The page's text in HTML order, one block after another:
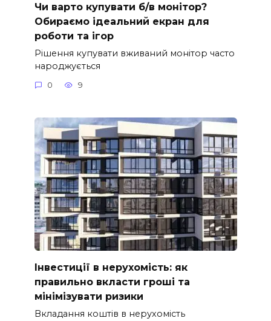
Чи варто купувати б/в монітор?
Обираємо ідеальний екран для
роботи та ігор
Рішення купувати вживаний монітор часто
народжується
0 9
Інвестиції в нерухомість: як
правильно вкласти гроші та
мінімізувати ризики
Вкладання коштів в нерухомість